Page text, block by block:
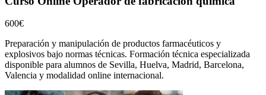
600€
Preparación y manipulación de productos farmacéuticos y
explosivos bajo normas técnicas. Formación técnica especializada
disponible para alumnos de Sevilla, Huelva, Madrid, Barcelona,
Valencia y modalidad online internacional.